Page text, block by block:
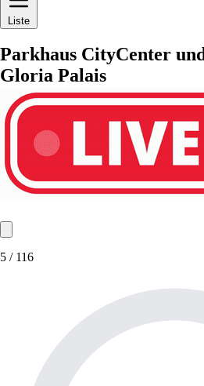
Liste
Parkhaus CityCenter
Gloria Palais
5 / 116